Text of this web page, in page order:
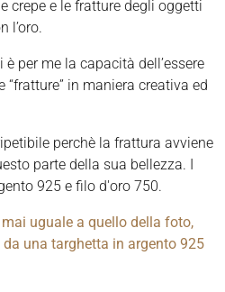
crepe e le fratture degli oggetti
l’oro.
per me la capacità dell’essere
in maniera creativa ed
perchè la frattura avviene
parte della sua bellezza. I
925 e filo d'oro 750.
mai uguale a quello della foto,
una targhetta in argento 925